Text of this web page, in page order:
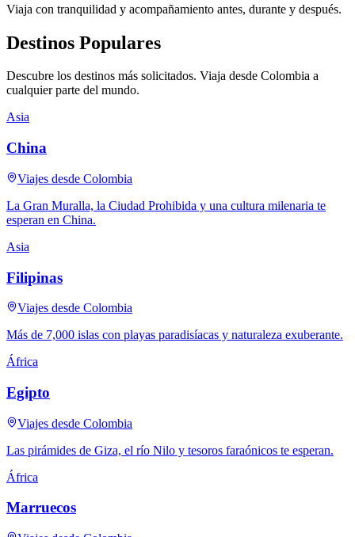
Viaja con tranquilidad y acompañamiento antes, durante y después.
Destinos Populares
Descubre los destinos más solicitados. Viaja desde Colombia a
cualquier parte del mundo.
Asia
China
Viajes desde Colombia
La Gran Muralla, la Ciudad Prohibida y una cultura milenaria te
esperan en China.
Asia
Filipinas
Viajes desde Colombia
Más de 7,000 islas con playas paradisíacas y naturaleza exuberante.
África
Egipto
Viajes desde Colombia
Las pirámides de Giza, el río Nilo y tesoros faraónicos te esperan.
África
Marruecos